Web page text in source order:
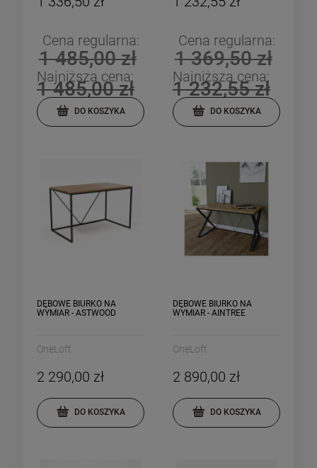
Cena regularna:
1 485,00 zł
Najniższa cena:
1 485,00 zł
DO KOSZYKA
Cena regularna:
1 369,50 zł
Najniższa cena:
1 232,55 zł
DO KOSZYKA
DĘBOWE BIURKO NA
WYMIAR - ASTWOOD
OneLoft
2 290,00 zł
DO KOSZYKA
DĘBOWE BIURKO NA
WYMIAR - AINTREE
OneLoft
2 890,00 zł
DO KOSZYKA